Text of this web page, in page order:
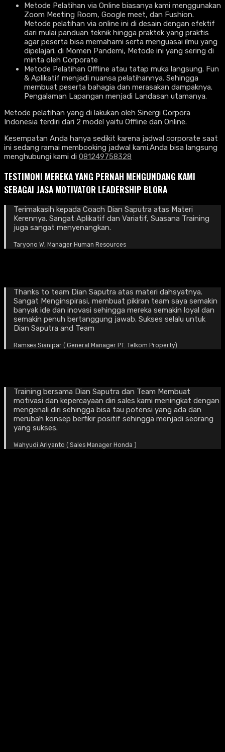
Metode Pelatihan via Online biasanya kami menggunakan
Zoom Meeting Room, Google meet, dan Fushion.
Metode pelatihan via online ini di desain dengan efektif
dari mulai panduan teknik hingga praktek yang praktis
agar peserta bisa memahami serta menguasai ilmu yang
dipelajari. di Momen Pandemi, Metode ini yang sering di
minta oleh Corporate
Metode Pelatihan Offline atau tatap muka langsung. Fun
& Aplikatif menjadi nuansa pelatihannya. Sehingga
membuat peserta bahagia dan merasakan dampaknya.
Pengalaman Lapangan menjadi Landasan utamanya.
Metode pelatihan yang di lakukan oleh Sinergi Corpora
Indonesia terdiri dari 2 model yaitu Offline dan Online.
Kesempatan Anda hanya sedikit karena jadwal corporate saat
ini sedang ramai membooking jadwal kami.Anda bisa langsung
menghubungi kami di 081249758328
TESTIMONI MEREKA YANG PERNAH MENGUNDANG KAMI
SEBAGAI JASA MOTIVATOR LEADERSHIP BLORA
Terimakasih kepada Coach Dian Saputra atas Materi
Kerennya. Sangat Aplikatif dan Variatif, Suasana Training
juga sangat menyenangkan.
Taryono W, Manager Human Resources
Thanks to team Dian Saputra atas materi dahsyatnya.
Sangat Menginspirasi, membuat pikiran team saya semakin
banyak ide dan inovasi sehingga mereka semakin loyal dan
semakin penuh bertanggung jawab. Sukses selalu untuk
Dian Saputra and Team
Ramses Sianipar ( General Manager PT. Telkom Property)
Training bersama Dian Saputra dan Team Membuat
motivasi dan kepercayaan diri sales kami meningkat dengan
mengenali diri sehingga bisa tau potensi yang ada dan
merubah konsep berfikir positif sehingga menjadi seorang
yang sukses.
Wahyudi Ariyanto ( Sales Manager Honda )